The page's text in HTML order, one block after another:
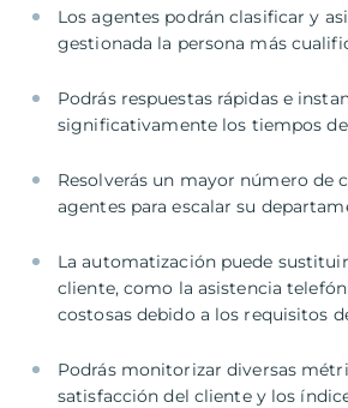
Los agentes podrán clasificar y
gestionada la persona más
Podrás respuestas rápidas e
significativamente los tiempos
Resolverás un mayor número de
agentes para escalar su
La automatización puede
cliente, como la asistencia
costosas debido a los requisitos
Podrás monitorizar diversas
satisfacción del cliente y los